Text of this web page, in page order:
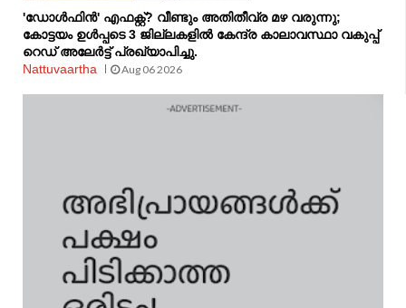
'ഡോൾഫിൻ' എഫക്റ്റ്? വീണ്ടും അതിതീവ്ര മഴ വരുന്നു;
കോട്ടയം ഉൾപ്പടെ 3 ജില്ലകളിൽ കേന്ദ്ര കാലാവസ്ഥാ വകുപ്പ്
റെഡ് അലേർട്ട് പ്രഖ്യാപിച്ചു.
Nattuvaartha
Aug 06 2026